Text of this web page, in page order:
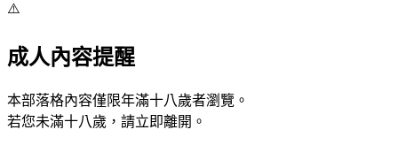
⚠️
成人內容提醒
本部落格內容僅限年滿十八歲者瀏覽。
若您未滿十八歲，請立即離開。